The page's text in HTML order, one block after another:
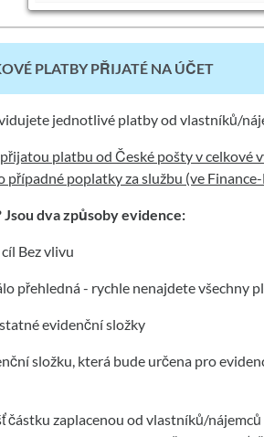
PLATBY PŘIJATÉ NA ÚČET
jednotlivé platby od vlastníků/
platbu od České pošty v celkové
poplatky za službu (ve
dva způsoby evidence:
Bez vlivu
přehledná - rychle nenajdete všechny
evidenční složky
složku, která bude určena pro
zaplacenou od vlastníků/